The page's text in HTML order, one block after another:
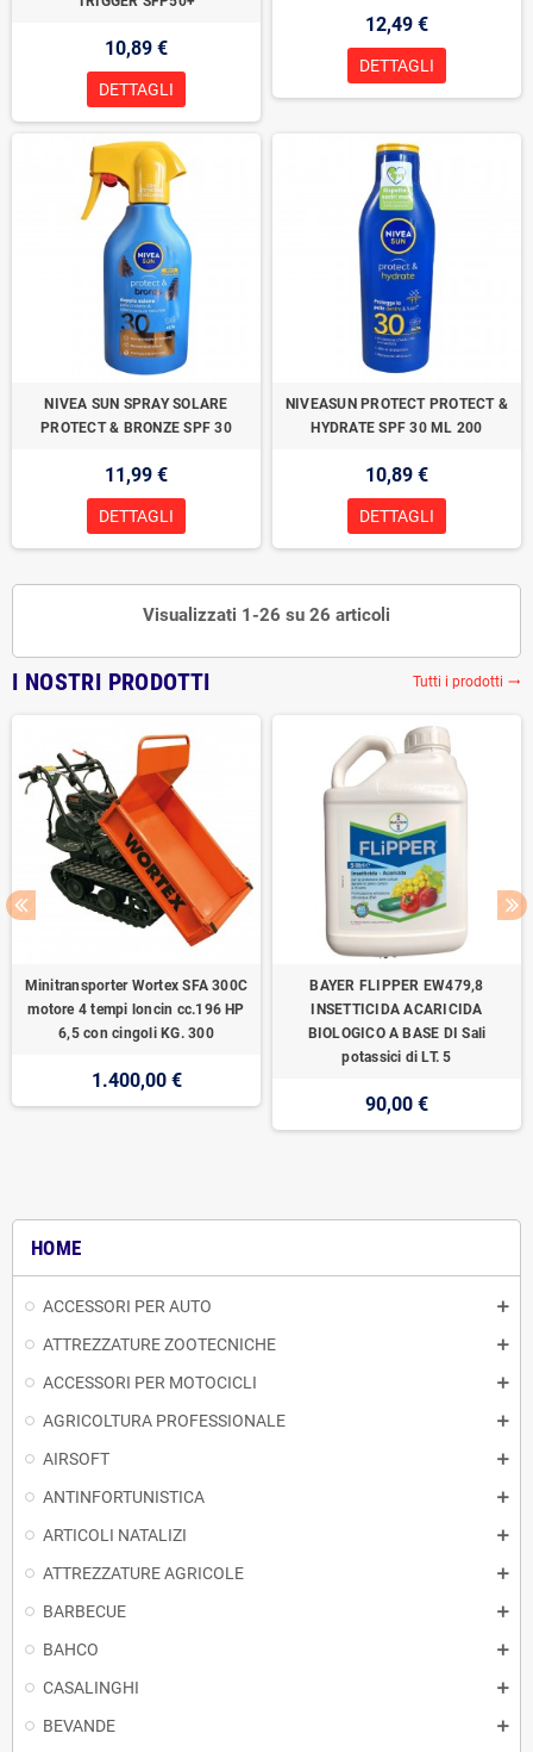
HOME
ACCESSORI PER AUTO
ATTREZZATURE ZOOTECNICHE
ACCESSORI PER MOTOCICLI
AGRICOLTURA PROFESSIONALE
AIRSOFT
ANTINFORTUNISTICA
ARTICOLI NATALIZI
ATTREZZATURE AGRICOLE
BARBECUE
BAHCO
CASALINGHI
BEVANDE
10,89 €
DETTAGLI
12,49 €
DETTAGLI
NIVEA SUN SPRAY SOLARE
PROTECT & BRONZE SPF 30
11,99 €
DETTAGLI
NIVEASUN PROTECT PROTECT &
HYDRATE SPF 30 ML 200
10,89 €
DETTAGLI
Visualizzati 1-26 su 26 articoli
I NOSTRI PRODOTTI Tutti i prodotti trending_flat
Minitransporter Wortex SFA 300C
motore 4 tempi loncin cc.196 HP
6,5 con cingoli KG. 300
1.400,00 €
BAYER FLIPPER EW479,8
INSETTICIDA ACARICIDA
BIOLOGICO A BASE DI Sali
potassici di LT. 5
90,00 €